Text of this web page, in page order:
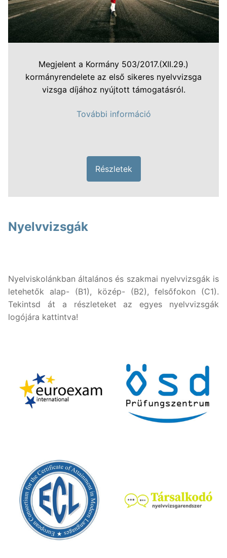
Megjelent a Kormány 503/2017.(XII.29.)
kormányrendelete az első sikeres nyelvvizsga
vizsga díjához nyújtott támogatásról.
További információ
Részletek
Nyelvvizsgák
Nyelviskolánkban általános és szakmai nyelvvizsgák is
letehetők alap- (B1), közép- (B2), felsőfokon (C1).
Tekintsd át a részleteket az egyes nyelvvizsgák
logójára kattintva!